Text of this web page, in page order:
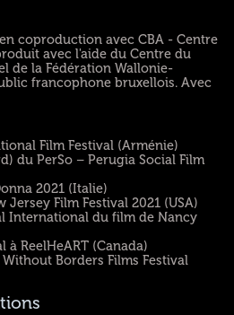
coproduction avec CBA - Centre
avec l'aide du Centre du
de la Fédération Wallonie-
francophone bruxellois. Avec
Film Festival (Arménie)
du PerSo – Perugia Social Film
2021 (Italie)
Film Festival 2021 (USA)
International du film de Nancy
ReelHeART (Canada)
Borders Films Festival